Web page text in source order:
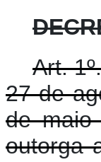
Art.
27 de
de maio
outorga